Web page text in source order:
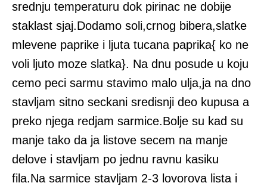
srednju temperaturu dok pirinac ne dobije
staklast sjaj.Dodamo soli,crnog bibera,slatke
mlevene paprike i ljuta tucana paprika{ ko ne
voli ljuto moze slatka}. Na dnu posude u koju
cemo peci sarmu stavimo malo ulja,ja na dno
stavljam sitno seckani sredisnji deo kupusa a
preko njega redjam sarmice.Bolje su kad su
manje tako da ja listove secem na manje
delove i stavljam po jednu ravnu kasiku
fila.Na sarmice stavljam 2-3 lovorova lista i